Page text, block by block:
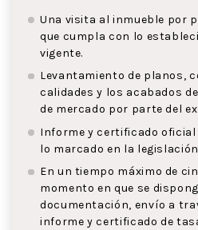
Una visita al inmueble por
que cumpla con lo
vigente.
Levantamiento de planos,
calidades y los acabados
de mercado por parte del
Informe y certificado oficial
lo marcado en la
En un tiempo máximo de
momento en que se
documentación, envío a
informe y certificado de